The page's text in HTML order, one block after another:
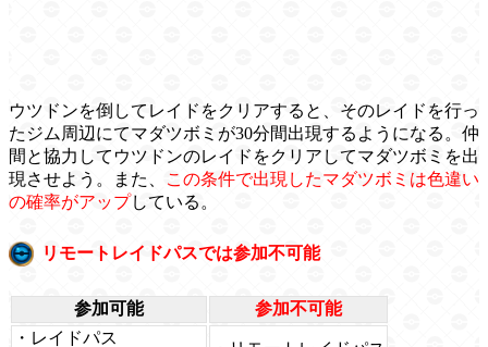
ウツドンを倒してレイドをクリアすると、そのレイドを行っ
たジム周辺にてマダツボミが30分間出現するようになる。仲
間と協力してウツドンのレイドをクリアしてマダツボミを出
現させよう。また、
この条件で出現したマダツボミは色違い
の確率がアップしている。
リモートレイドパスでは参加不可能
参加可能
参加不可能
・レイドパス